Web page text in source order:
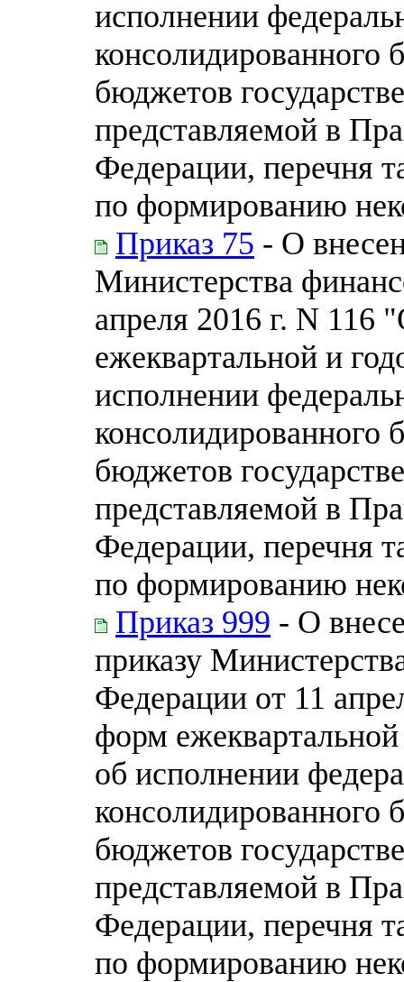
исполнении
консолидированного
бюджетов
представляемой в
Федерации, перечня
по формированию
Приказ 75 - О
Министерства
апреля 2016 г. N 116
ежеквартальной и
исполнении
консолидированного
бюджетов
представляемой в
Федерации, перечня
по формированию
Приказ 999 - О
приказу
Федерации от 11
форм
об исполнении
консолидированного
бюджетов
представляемой в
Федерации, перечня
по формированию